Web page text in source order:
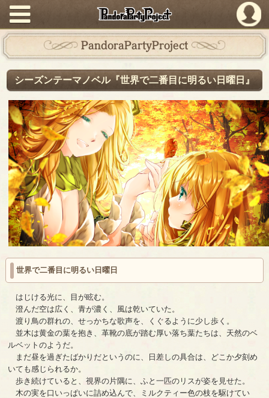
PandoraPartyProject
PandoraPartyProject
シーズンテーマノベル『世界で二番目に明るい日曜日』
世界で二番目に明るい日曜日
はじける光に、目が眩む。
澄んだ空は広く、青が濃く、風は乾いていた。
渡り鳥の群れの、せっかちな歌声を、くぐるように少し歩く。
並木は黄金の葉を抱き、革靴の底が踏む厚い落ち葉たちは、天然のベ
ルベットのようだ。
まだ昼を過ぎたばかりだというのに、日差しの具合は、どこか夕刻め
いても感じられるか。
歩き続けていると、視界の片隅に、ふと一匹のリスが姿を見せた。
木の実を口いっぱいに詰め込んで、ミルクティー色の枝を駆けてい